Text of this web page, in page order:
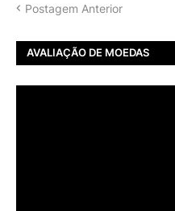
Postagem Anterior
AVALIAÇÃO DE MOEDAS